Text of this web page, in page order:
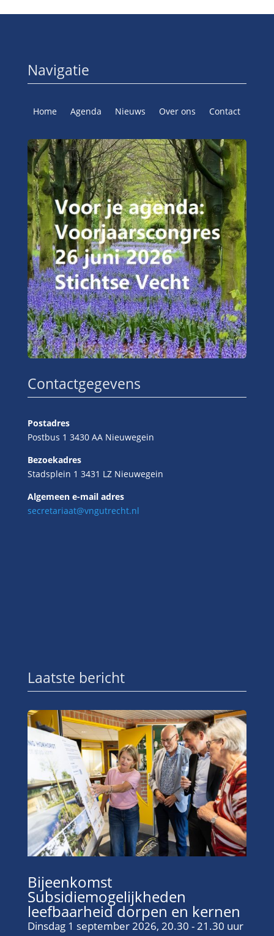
Navigatie
Home Agenda Nieuws Over ons Contact
Contactgegevens
Postadres
Postbus 1 3430 AA Nieuwegein
Bezoekadres
Stadsplein 1 3431 LZ Nieuwegein
Algemeen e-mail adres
secretariaat@vngutrecht.nl
Laatste bericht
Bijeenkomst
Subsidiemogelijkheden
leefbaarheid dorpen en kernen
Dinsdag 1 september 2026, 20.30 - 21.30 uur